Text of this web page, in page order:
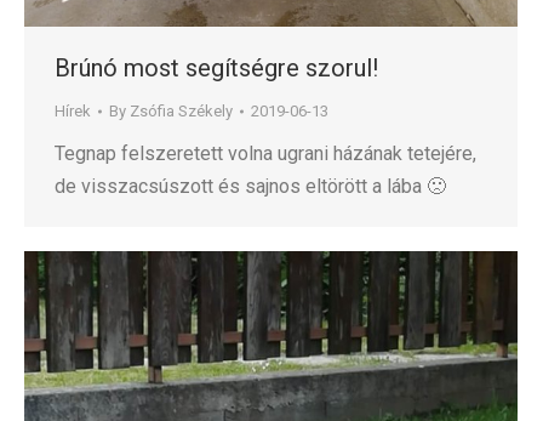
Brúnó most segítségre szorul!
Hírek By Zsófia Székely 2019-06-13
Tegnap felszeretett volna ugrani házának tetejére,
de visszacsúszott és sajnos eltörött a lába 🙁